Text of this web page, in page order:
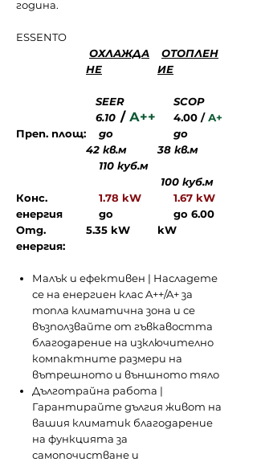
година.
ESSENTO
ОХЛАЖДА
НЕ
SEER
6.10 / А++
ОТОПЛЕН
ИЕ
SCOP
4.00 /А+
Преп. площ:
до
42 кв.м
110 куб.м
до
38 кв.м
100 куб.м
Конс.
енергия
Отд.
енергия:
1.78 kW
до
5.35 kW
1.67 kW
до 6.00
kW
Малък и ефективен | Насладете
се на енергиен клас A++/A+ за
топла климатична зона и се
възползвайте от гъвкавостта
благодарение на изключително
компактните размери на
вътрешното и външното тяло
Дълготрайна работа |
Гарантирайте дългия живот на
вашия климатик благодарение
на функцията за
самопочистване и